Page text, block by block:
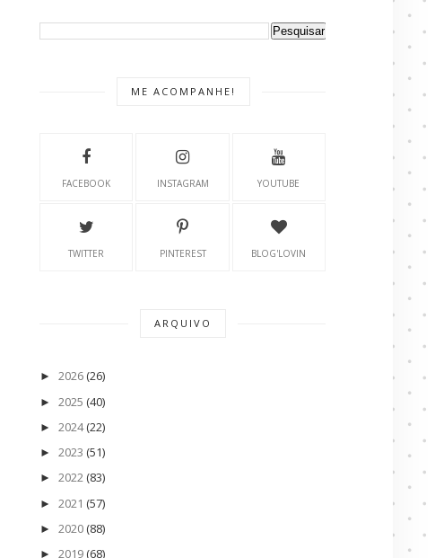
ME ACOMPANHE!
FACEBOOK INSTAGRAM YOUTUBE
TWITTER PINTEREST BLOG'LOVIN
ARQUIVO
► 2026 (26)
► 2025 (40)
► 2024 (22)
► 2023 (51)
► 2022 (83)
► 2021 (57)
► 2020 (88)
► 2019 (68)